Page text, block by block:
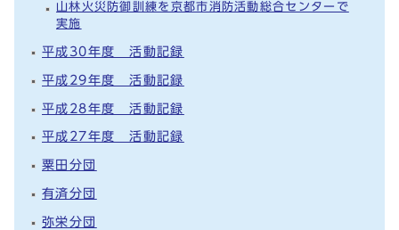
山林火災防御訓練を京都市消防活動総合センターで
実施
平成30年度 活動記録
平成29年度 活動記録
平成28年度 活動記録
平成27年度 活動記録
粟田分団
有済分団
弥栄分団